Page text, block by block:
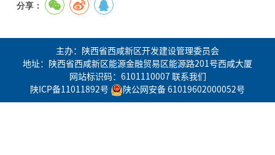
分享：
主办：陕西省西咸新区开发建设管理委员会
地址：陕西省西咸新区能源金融贸易区能源路201号西咸大厦
网站标识码：6101110007 联系我们
陕ICP备11011892号
陕公网安备 61019602000052号